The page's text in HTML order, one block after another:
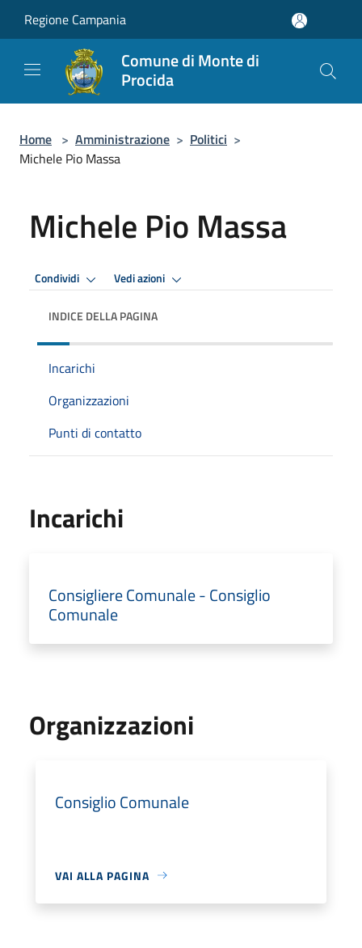
Regione Campania
Comune di Monte di
Procida
Home > Amministrazione > Politici >
Michele Pio Massa
Michele Pio Massa
Condividi Vedi azioni
INDICE DELLA PAGINA
Incarichi
Organizzazioni
Punti di contatto
Incarichi
Consigliere Comunale - Consiglio
Comunale
Organizzazioni
Consiglio Comunale
VAI ALLA PAGINA